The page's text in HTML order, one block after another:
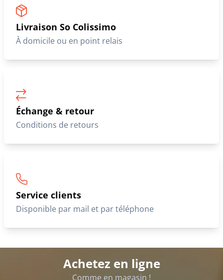
Livraison So Colissimo
À domicile ou en point relais
Échange & retour
Conditions de retours
Service clients
Disponible par mail et par téléphone
Achetez en ligne
Comme en magasin !